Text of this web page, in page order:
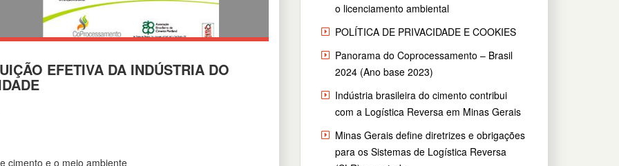
EFETIVA DA INDÚSTRIA DO
cimento e o meio ambiente
o licenciamento ambiental
POLÍTICA DE PRIVACIDADE E COOKIES
Panorama do Coprocessamento – Brasil
2024 (Ano base 2023)
Indústria brasileira do cimento contribui
com a Logística Reversa em Minas Gerais
Minas Gerais define diretrizes e obrigações
para os Sistemas de Logística Reversa